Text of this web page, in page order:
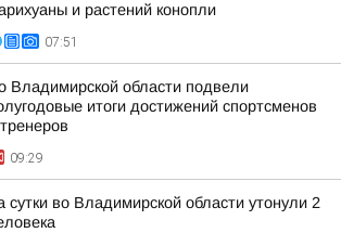
и растений конопли
07:51
Владимирской области подвели
итоги достижений спортсменов
09:29
сутки во Владимирской области утонули 2